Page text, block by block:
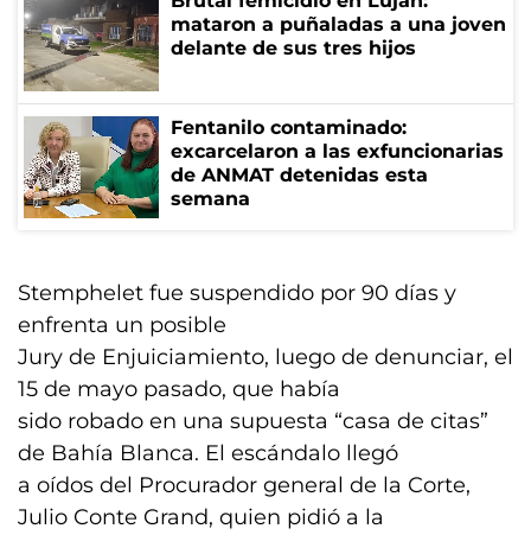
mataron a puñaladas a una joven
delante de sus tres hijos
Fentanilo contaminado:
excarcelaron a las exfuncionarias
de ANMAT detenidas esta
semana
Stemphelet fue suspendido por 90 días y
enfrenta un posible
Jury de Enjuiciamiento, luego de denunciar, el
15 de mayo pasado, que había
sido robado en una supuesta “casa de citas”
de Bahía Blanca. El escándalo llegó
a oídos del Procurador general de la Corte,
Julio Conte Grand, quien pidió a la